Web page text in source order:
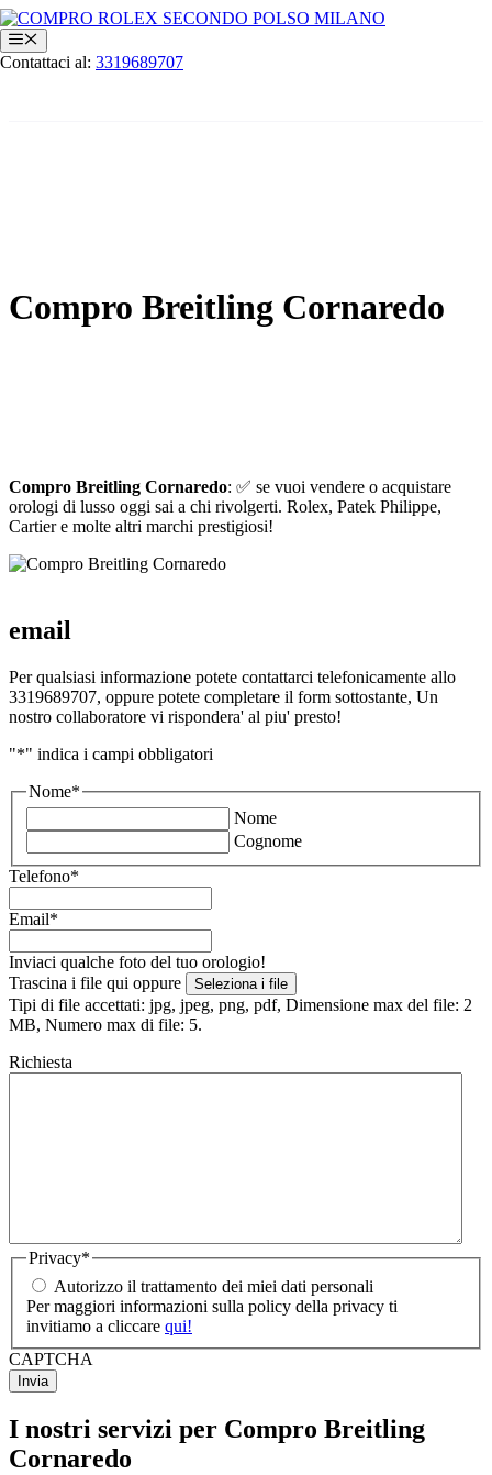
Vai
al
contenuto
Menu
Contattaci al: 3319689707
Compro Breitling Cornaredo
Compro Breitling Cornaredo: ✅ se vuoi vendere o acquistare
orologi di lusso oggi sai a chi rivolgerti. Rolex, Patek Philippe,
Cartier e molte altri marchi prestigiosi!
email
Per qualsiasi informazione potete contattarci telefonicamente allo
3319689707, oppure potete completare il form sottostante, Un
nostro collaboratore vi rispondera' al piu' presto!
"*" indica i campi obbligatori
Nome*
Nome
Cognome
Telefono*
Email*
Inviaci qualche foto del tuo orologio!
Trascina i file qui oppure
Seleziona i file
Tipi di file accettati: jpg, jpeg, png, pdf, Dimensione max del file: 2
MB, Numero max di file: 5.
Richiesta
Privacy*
Autorizzo il trattamento dei miei dati personali
Per maggiori informazioni sulla policy della privacy ti
invitiamo a cliccare qui!
CAPTCHA
I nostri servizi per Compro Breitling
Cornaredo